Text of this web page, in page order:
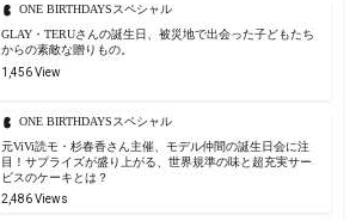
ONE BIRTHDAYSスペシャル
GLAY・TERUさんの誕生日、被災地で出会った子どもたち
からの素敵な贈りもの。
1,456 View
ONE BIRTHDAYSスペシャル
元ViVi読モ・杉春香さん主催、モデル仲間の誕生日会に注
目！サプライズが盛り上がる、世界規準の味と超充実サー
ビスのケーキとは？
2,486 Views